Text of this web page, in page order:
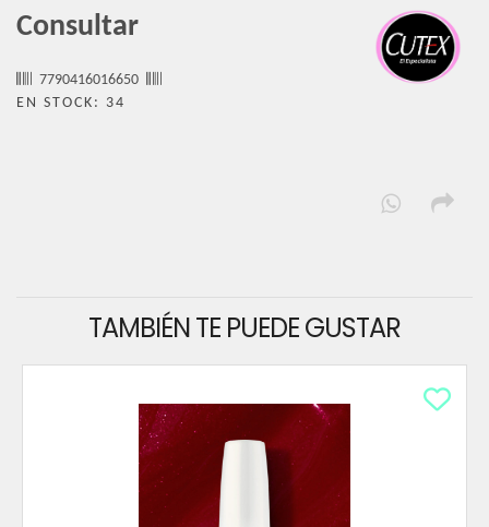
Consultar
7790416016650
EN STOCK: 34
TAMBIÉN TE PUEDE GUSTAR